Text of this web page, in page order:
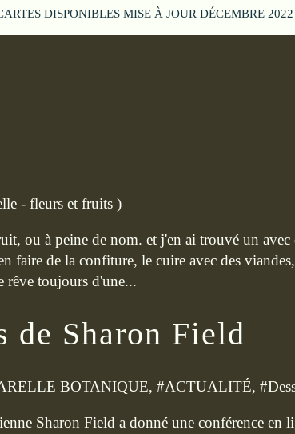
DISPONIBLES MISE À JOUR DÉCEMBRE 2022
- fleurs et fruits )
ou à peine de nom. et j'en ai trouvé un
faire de la confiture, le cuire avec des
rêve toujours d'une...
de Sharon Field
BOTANIQUE, #ACTUALITÉ, #
Sharon Field a donné une conférence en